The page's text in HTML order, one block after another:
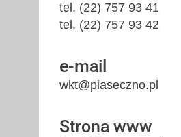
tel. (22) 757 93 41
tel. (22) 757 93 42
e-mail
wkt@piaseczno.pl
Strona www